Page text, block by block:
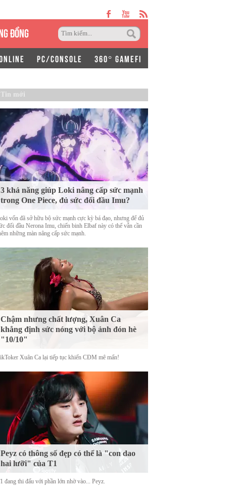
ĐỒNG
PC/CONSOLE 360° GAMEFI
Tin mới
3 khả năng giúp Loki nâng cấp sức mạnh
trong One Piece, đủ sức đối đầu Imu?
vốn đã sở hữu bộ sức mạnh cực kỳ bá đạo, nhưng để đủ
đối đầu Nerona Imu, chiến binh Elbaf này có thể vẫn cần
những màn nâng cấp sức mạnh.
Chậm nhưng chất lượng, Xuân Ca
khẳng định sức nóng với bộ ảnh đón hè
"10/10"
Xuân Ca lại tiếp tục khiến CĐM mê mẩn!
Peyz có thông số đẹp có thể là "con dao
hai lưỡi" của T1
đang thi đấu với phần lớn nhờ vào... Peyz.